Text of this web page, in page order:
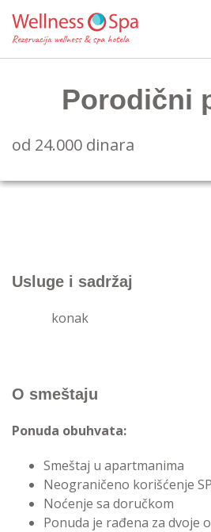
Porodični
od 24.000 dinara
Usluge i sadržaj
konak
O smeštaju
Ponuda obuhvata:
Smeštaj u apartmanima
Neograničeno korišćenje
Noćenje sa doručkom
Ponuda je rađena za dvoje